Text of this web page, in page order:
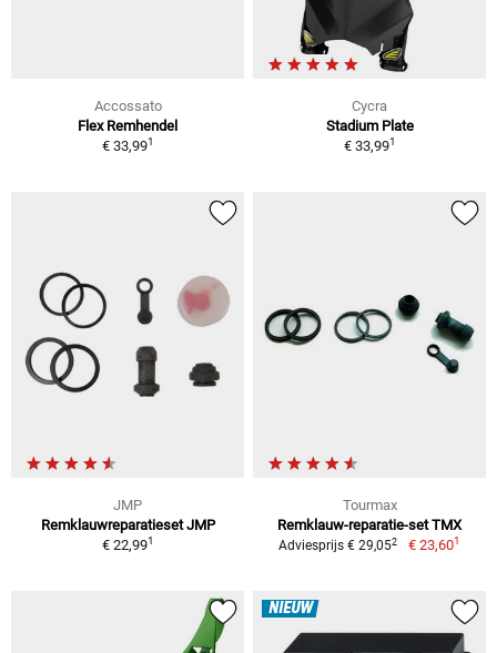
Accossato
Flex Remhendel
€ 33,991
Cycra
Stadium Plate
€ 33,991
JMP
Remklauwreparatieset JMP
€ 22,991
Tourmax
Remklauw-reparatie-set TMX
Adviesprijs € 29,052 € 23,601
NIEUW